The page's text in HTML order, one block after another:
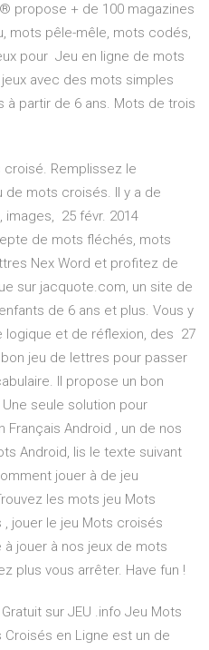
propose + de 100 magazines
mots pêle-mêle, mots codés,
pour Jeu en ligne de mots
avec des mots simples
partir de 6 ans. Mots de trois
Remplissez le
de mots croisés. Il y a de
25 févr. 2014
de mots fléchés, mots
Nex Word et profitez de
sur jacquote.com, un site de
de 6 ans et plus. Vous y
logique et de réflexion, des 27
jeu de lettres pour passer
Il propose un bon
seule solution pour
Français Android , un de nos
Android, lis le texte suivant
jouer à de jeu
les mots jeu Mots
jouer le jeu Mots croisés
jouer à nos jeux de mots
plus vous arrêter. Have fun !
Gratuit sur JEU .info Jeu Mots
Croisés en Ligne est un de